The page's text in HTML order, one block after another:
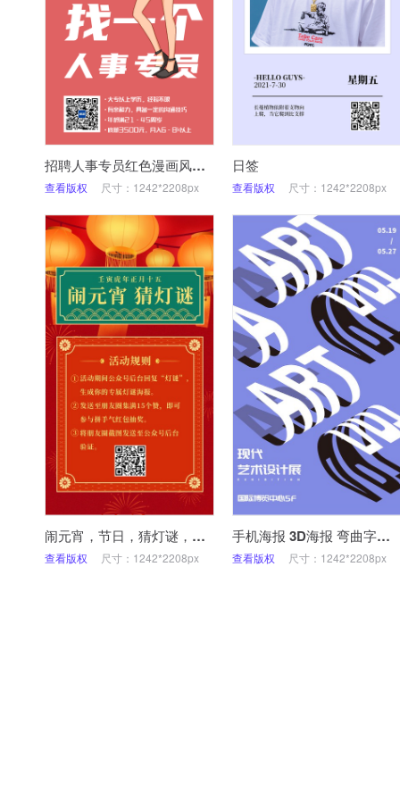
招聘人事专员红色漫画风海报
查看版权 尺寸：1242*2208px
日签
查看版权 尺寸：1242*2208px
闹元宵，节日，猜灯谜，活动，手机海报
查看版权 尺寸：1242*2208px
手机海报 3D海报 弯曲字体海报
查看版权 尺寸：1242*2208px